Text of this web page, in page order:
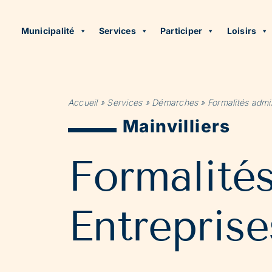
Municipalité Services Participer Loisirs
Accueil» Services» Démarches» Formalités
Mainvilliers